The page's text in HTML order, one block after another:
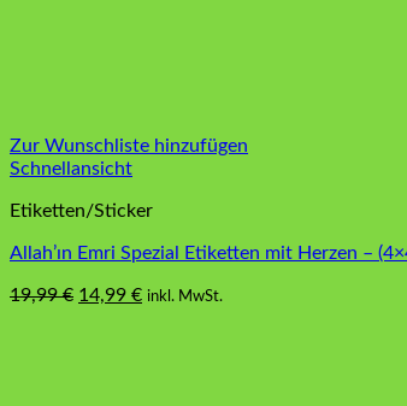
Zur Wunschliste hinzufügen
Schnellansicht
Etiketten/Sticker
Allah’ın Emri Spezial Etiketten mit Herzen –
19,99€ Ursprünglicher
14,99 €Aktueller
inkl. MwSt.